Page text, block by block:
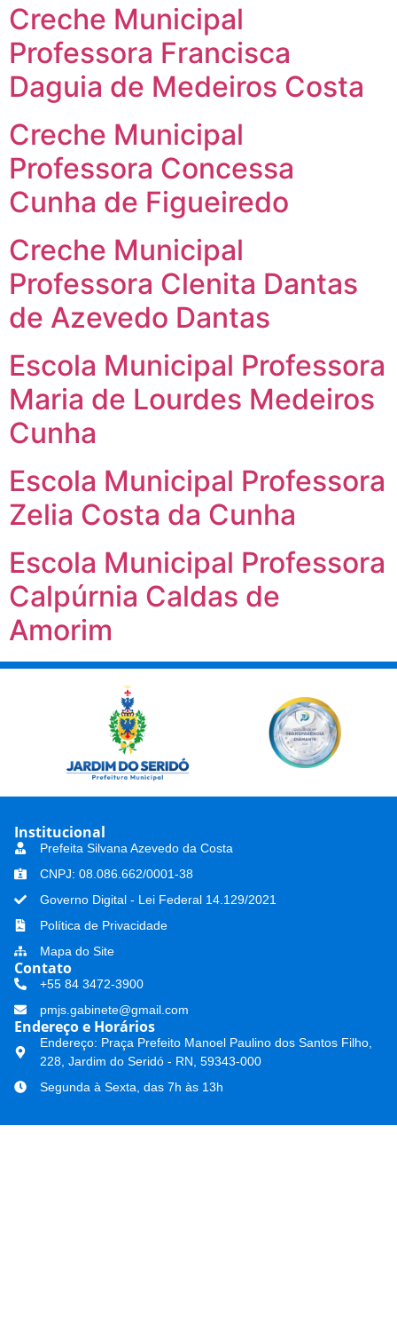
Creche Municipal
Professora Francisca
Daguia de Medeiros Costa
Creche Municipal
Professora Concessa
Cunha de Figueiredo
Creche Municipal
Professora Clenita Dantas
de Azevedo Dantas
Escola Municipal Professora
Maria de Lourdes Medeiros
Cunha
Escola Municipal Professora
Zelia Costa da Cunha
Escola Municipal Professora
Calpúrnia Caldas de
Amorim
Institucional
Prefeita Silvana Azevedo da Costa
CNPJ: 08.086.662/0001-38
Governo Digital - Lei Federal 14.129/2021
Política de Privacidade
Mapa do Site
Contato
+55 84 3472-3900
pmjs.gabinete@gmail.com
Endereço e Horários
Endereço: Praça Prefeito Manoel Paulino dos Santos Filho,
228, Jardim do Seridó - RN, 59343-000
Segunda à Sexta, das 7h às 13h